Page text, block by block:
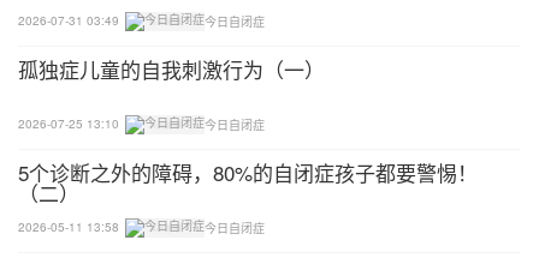
鼻子是红柿子椒。还有，别忘了小葱做的胡子。
把一只白煮蛋改装成一只奇怪的老鼠，这事一点也不
难。条件是你要有萝卜片耳朵，橄榄眼睛，胡萝卜鼻
子和一条芹菜尾巴。
切，切，切
2026-07-31 03:49 今日自闭症
孤独症儿童的自我刺激行为（一）
2026-07-25 13:10 今日自闭症
5个诊断之外的障碍，80%的自闭症孩子都要警惕！
（二）
2026-05-11 13:58 今日自闭症